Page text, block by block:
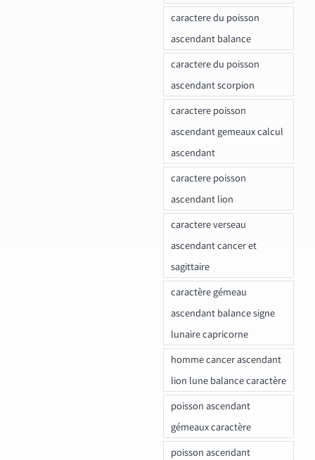
caractere du poisson
ascendant balance
caractere du poisson
ascendant scorpion
caractere poisson
ascendant gemeaux calcul
ascendant
caractere poisson
ascendant lion
caractere verseau
ascendant cancer et
sagittaire
caractère gémeau
ascendant balance signe
lunaire capricorne
homme cancer ascendant
lion lune balance caractère
poisson ascendant
gémeaux caractère
poisson ascendant